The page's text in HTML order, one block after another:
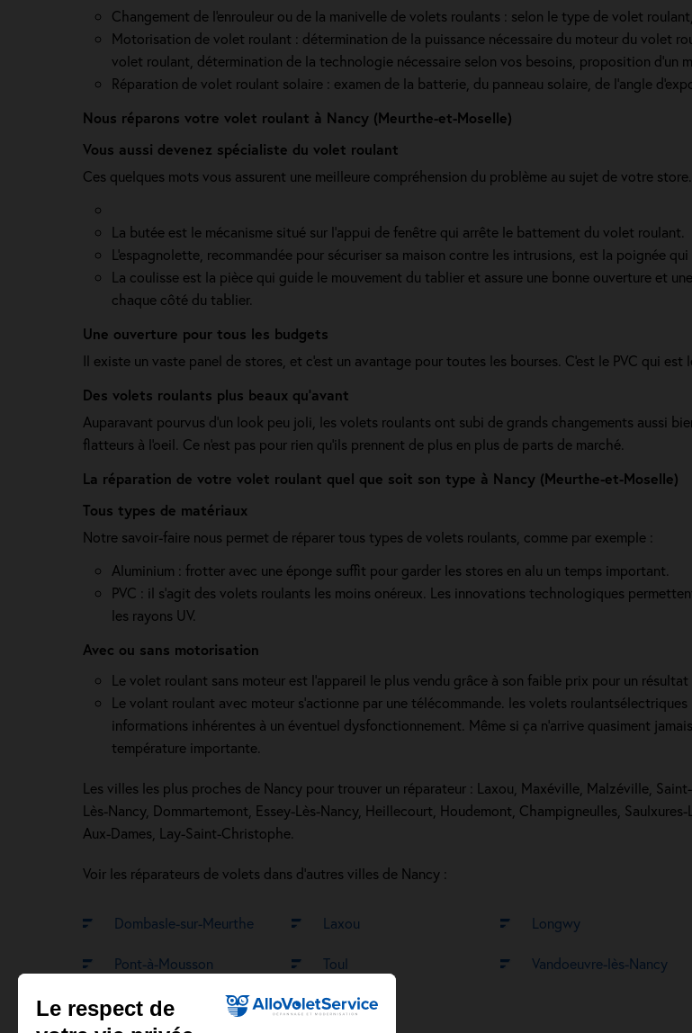
Changement de l'enrouleur ou de la manivelle de volets roulants : selon le type de volet
Motorisation de volet roulant : détermination de la puissance nécessaire du moteur du volet
volet roulant, détermination de la technologie nécessaire selon vos besoins, proposition d'un
Réparation de volet roulant solaire : examen de la batterie, du panneau solaire, de l'angle
Nous réparons votre volet roulant à Nancy (Meurthe-et-Moselle)
Vous aussi devenez spécialiste du volet roulant
Ces quelques mots vous assurent une meilleure compréhension du problème au sujet de votre store.
La butée est le mécanisme situé sur l’appui de fenêtre qui arrête le battement du volet roulant.
L'espagnolette, recommandée pour sécuriser sa maison contre les intrusions, est la poignée
La coulisse est la pièce qui guide le mouvement du tablier et assure une bonne ouverture et
chaque côté du tablier.
Une ouverture pour tous les budgets
Il existe un vaste panel de stores, et c'est un avantage pour toutes les bourses. C'est le PVC qui est
Des volets roulants plus beaux qu'avant
Auparavant pourvus d'un look peu joli, les volets roulants ont subi de grands changements aussi
flatteurs à l'oeil. Ce n'est pas pour rien qu'ils prennent de plus en plus de parts de marché.
La réparation de votre volet roulant quel que soit son type à Nancy (Meurthe-et-Moselle)
Tous types de matériaux
Notre savoir-faire nous permet de réparer tous types de volets roulants, comme par exemple :
Aluminium : frotter avec une éponge suffit pour garder les stores en alu un temps important.
PVC : il s'agit des volets roulants les moins onéreux. Les innovations technologiques
les rayons UV.
Avec ou sans motorisation
Le volet roulant sans moteur est l'appareil le plus vendu grâce à son faible prix pour un
Le volant roulant avec moteur s'actionne par une télécommande. les volets
informations inhérentes à un éventuel dysfonctionnement. Même si ça n'arrive quasiment
température importante.
Les villes les plus proches de Nancy pour trouver un réparateur : Laxou, Maxéville, Malzéville,
Lès-Nancy, Dommartemont, Essey-Lès-Nancy, Heillecourt, Houdemont, Champigneulles,
Aux-Dames, Lay-Saint-Christophe.
Voir les réparateurs de volets dans d’autres villes de Nancy :
Dombasle-sur-Meurthe Laxou Longwy
Pont-à-Mousson Toul Vandoeuvre-lès-Nancy
Le respect de